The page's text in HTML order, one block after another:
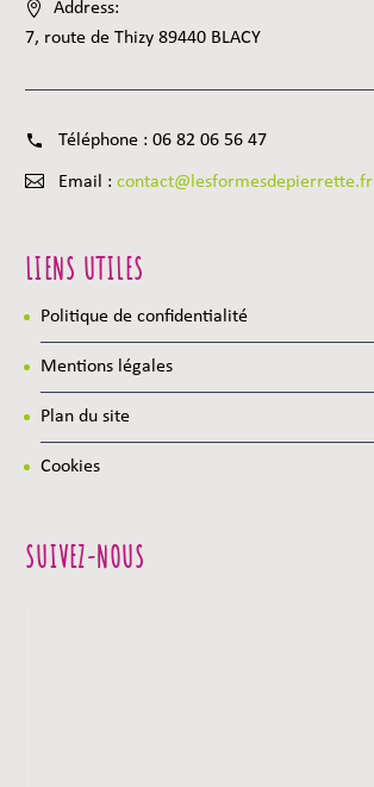
Address:
7, route de Thizy 89440 BLACY
Téléphone : 06 82 06 56 47
Email : contact@lesformesdepierrette.fr
LIENS UTILES
Politique de confidentialité
Mentions légales
Plan du site
Cookies
SUIVEZ-NOUS